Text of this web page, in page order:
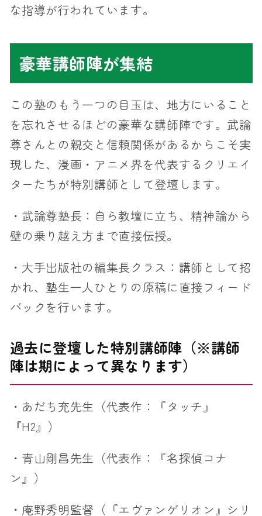
な指導が行われています。
豪華講師陣が集結
この塾のもう一つの目玉は、地方にいること
を忘れさせるほどの豪華な講師陣です。武論
尊さんとの親交と信頼関係があるからこそ実
現した、漫画・アニメ界を代表するクリエイ
ターたちが特別講師として登壇します。
・武論尊塾長：自ら教壇に立ち、精神論から
壁の乗り越え方まで直接伝授。
・大手出版社の編集長クラス：講師として招
かれ、塾生一人ひとりの原稿に直接フィード
バックを行います。
過去に登壇した特別講師陣（※講師
陣は期によって異なります）
・あだち充先生（代表作：『タッチ』
『H2』）
・青山剛昌先生（代表作：『名探偵コナ
ン』）
・庵野秀明監督（『エヴァンゲリオン』シリ